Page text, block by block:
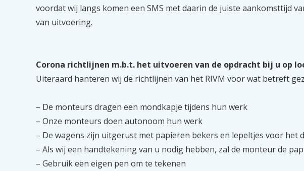
voordat wij langs komen een SMS met daarin de juiste aankomsttijd
van uitvoering.
Corona richtlijnen m.b.t. het uitvoeren van de opdracht bij u op
Uiteraard hanteren wij de richtlijnen van het RIVM voor wat betreft
– De monteurs dragen een mondkapje tijdens hun werk
– Onze monteurs doen autonoom hun werk
– De wagens zijn uitgerust met papieren bekers en lepeltjes voor het
– Als wij een handtekening van u nodig hebben, zal de monteur de
– Gebruik een eigen pen om te tekenen